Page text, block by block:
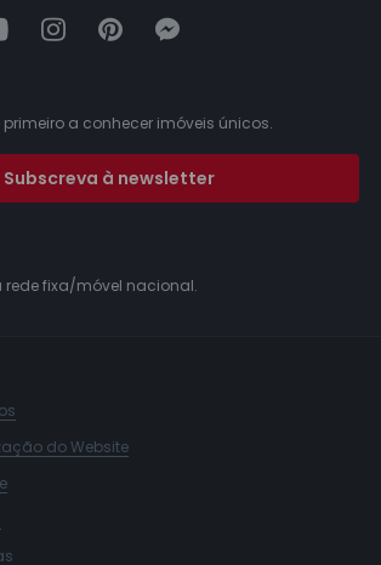
a conhecer imóveis únicos.
Subscreva à newsletter
fixa/móvel nacional.
do Website